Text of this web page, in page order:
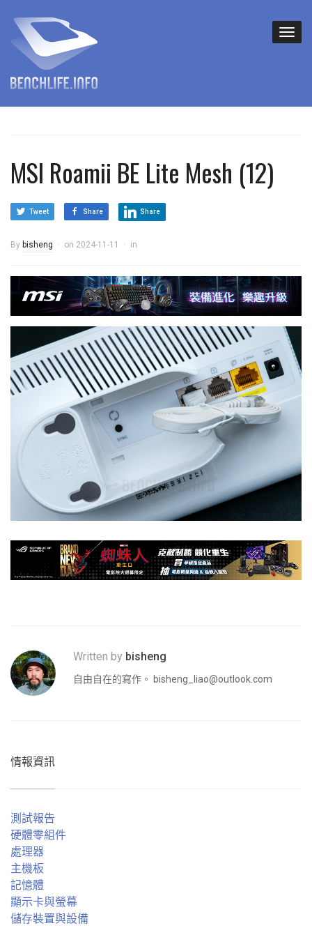
MSI Roamii BE Lite Mesh (12)
Tweet Share Share
By bisheng on 2024-11-11 in
Written by bisheng
自由自在的寫作。 bisheng_liao@outlook.com
情報資訊
測試報告
硬體零組件
處理器
主機板
記憶體
顯示卡與螢幕
儲存裝置與設備